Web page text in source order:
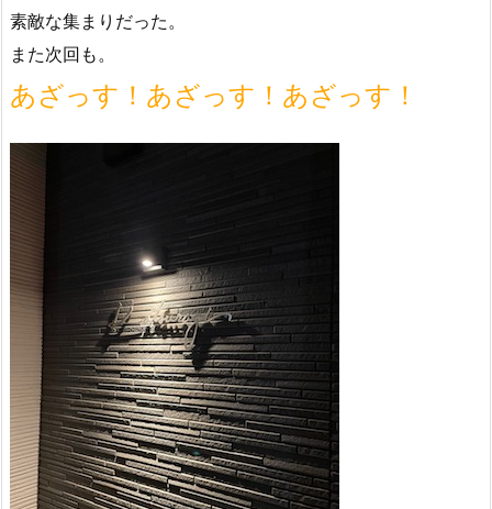
素敵な集まりだった。
また次回も。
あざっす！あざっす！あざっす！